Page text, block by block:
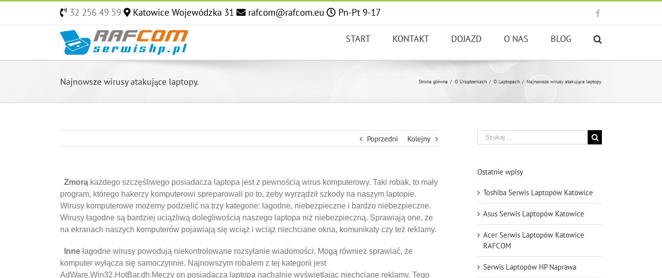
Skip
content
32 256 49 59 Katowice Wojewódzka 31 rafcom@rafcom.eu Pn-Pt 9-17
START KONTAKT DOJAZD O NAS BLOG
Najnowsze wirusy atakujące laptopy. Strona główna / O Urządzeniach / O Laptopach / Najnowsze wirusy atakujące laptopy.
Poprzedni Kolejny
Zmorą każdego szczęśliwego posiadacza laptopa jest z pewnością wirus komputerowy. Taki robak, to mały
program, którego hakerzy komputerowi spreparowali po to, żeby wyrządził szkody na naszym laptopie.
Wirusy komputerowe możemy podzielić na trzy kategorie: łagodne, niebezpieczne i bardzo niebezpieczne.
Wirusy łagodne są bardziej uciążliwą dolegliwością naszego laptopa niż niebezpieczną. Sprawiają one, że
na ekranach naszych komputerów pojawiają się wciąż i wciąż niechciane okna, komunikaty czy też reklamy.
Inne łagodne wirusy powodują niekontrolowane rozsyłanie wiadomości. Mogą również sprawiać, że
komputer wyłącza się samoczynnie. Najnowszym robalem z tej kategorii jest
AdWare.Win32.HotBar.dh.Męczy on posiadacza laptopa nachalnie wyświetlając niechciane reklamy. Tego
Szukaj
Ostatnie wpisy
Toshiba Serwis Laptopów Katowice
Asus Serwis Laptopów Katowice
Acer Serwis Laptopów Katowice
RAFCOM
Serwis Laptopów HP Naprawa